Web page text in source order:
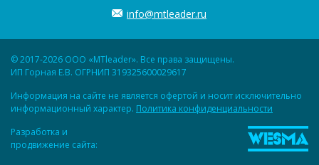
info@mtleader.ru
© 2017-2026 ООО «MTleader». Все права защищены.
ИП Горная Е.В. ОГРНИП 319325600029617
Информация на сайте не является офертой и носит исключительно
информационный характер. Политика конфиденциальности
Разработка и
продвижение сайта: